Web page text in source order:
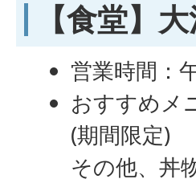
【食堂】
営業時間：
おすすめメ
(期間限定)
その他、丼